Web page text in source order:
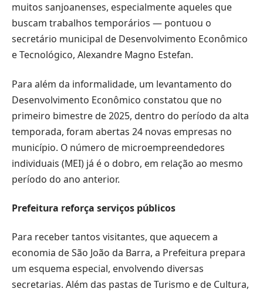
muitos sanjoanenses, especialmente aqueles que
buscam trabalhos temporários — pontuou o
secretário municipal de Desenvolvimento Econômico
e Tecnológico, Alexandre Magno Estefan.
Para além da informalidade, um levantamento do
Desenvolvimento Econômico constatou que no
primeiro bimestre de 2025, dentro do período da alta
temporada, foram abertas 24 novas empresas no
município. O número de microempreendedores
individuais (MEI) já é o dobro, em relação ao mesmo
período do ano anterior.
Prefeitura reforça serviços públicos
Para receber tantos visitantes, que aquecem a
economia de São João da Barra, a Prefeitura prepara
um esquema especial, envolvendo diversas
secretarias. Além das pastas de Turismo e de Cultura,